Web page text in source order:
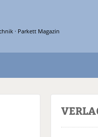
· Parkett Magazin